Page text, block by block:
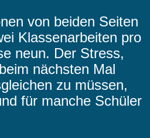
von beiden Seiten
Klassenarbeiten pro
neun. Der Stress,
nächsten Mal
zu müssen,
für manche Schüler